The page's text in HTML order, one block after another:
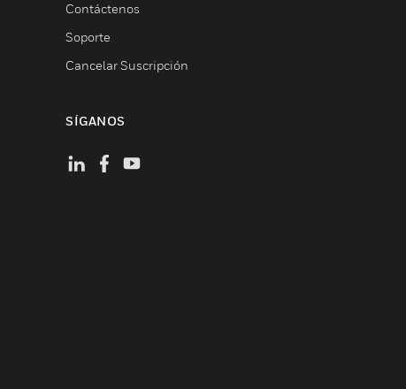
Contáctenos
Soporte
Cancelar Suscripción
SÍGANOS